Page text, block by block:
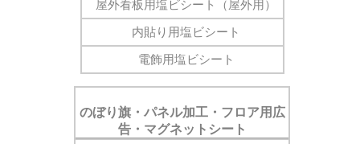
屋外看板用塩ビシート（屋外用）
内貼り用塩ビシート
電飾用塩ビシート
のぼり旗・パネル加工・フロア用広
告・マグネットシート